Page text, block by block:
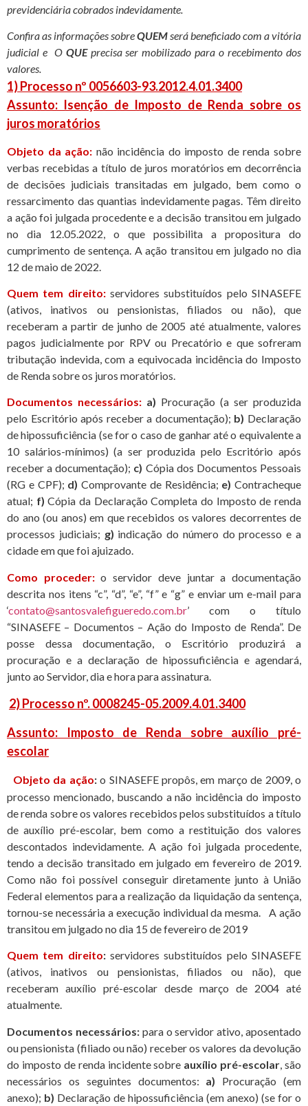
previdenciária cobrados indevidamente.
Confira as informações sobreQUEMserá beneficiado com a vitória
judicial e O QUEprecisa ser mobilizado para o recebimento dos
valores.
1) Processo nº 0056603-93.2012.4.01.3400
Assunto: Isenção de Imposto de Renda sobre os
juros moratórios
Objeto da ação: não incidência do imposto de renda sobre
verbas recebidas a título de juros moratórios em decorrência
de decisões judiciais transitadas em julgado, bem como o
ressarcimento das quantias indevidamente pagas. Têm direito
a ação foi julgada procedente e a decisão transitou em julgado
no dia 12.05.2022, o que possibilita a propositura do
cumprimento de sentença. A ação transitou em julgado no dia
12 de maio de 2022.
Quem tem direito:servidores substituídos pelo SINASEFE
(ativos, inativos ou pensionistas, filiados ou não), que
receberam a partir de junho de 2005 até atualmente, valores
pagos judicialmente por RPV ou Precatório e que sofreram
tributação indevida, com a equivocada incidência do Imposto
de Renda sobre os juros moratórios.
Documentos necessários: a) Procuração (a ser produzida
pelo Escritório após receber a documentação); b) Declaração
de hipossuficiência (se for o caso de ganhar até o equivalente a
10 salários-mínimos) (a ser produzida pelo Escritório após
receber a documentação); c) Cópia dos Documentos Pessoais
(RG e CPF); d) Comprovante de Residência; e) Contracheque
atual; f) Cópia da Declaração Completa do Imposto de renda
do ano (ou anos) em que recebidos os valores decorrentes de
processos judiciais; g) indicação do número do processo e a
cidade em que foi ajuizado.
Como proceder: o servidor deve juntar a documentação
descrita nos itens “c”, “d”, “e”, “f” e “g” e enviar um e-mail para
‘contato@santosvalefigueredo. com.br’ com o título
“SINASEFE – Documentos – Ação do Imposto de Renda”. De
posse dessa documentação, o Escritório produzirá a
procuração e a declaração de hipossuficiência e agendará,
junto ao Servidor, dia e hora para assinatura.
2) Processo nº. 0008245-05.2009.4.01.3400
Assunto: Imposto de Renda sobre auxílio pré-
escolar
Objeto da ação:o SINASEFE propôs, em março de 2009, o
processo mencionado, buscando a não incidência do imposto
de renda sobre os valores recebidos pelos substituídos a título
de auxílio pré-escolar, bem como a restituição dos valores
descontados indevidamente. A ação foi julgada procedente,
tendo a decisão transitado em julgado em fevereiro de 2019.
Como não foi possível conseguir diretamente junto à União
Federal elementos para a realização da liquidação da sentença,
tornou-se necessária a execução individual da mesma. A ação
transitou em julgado no dia 15 de fevereiro de 2019
Quem tem direito:servidores substituídos pelo SINASEFE
(ativos, inativos ou pensionistas, filiados ou não), que
receberam auxílio pré-escolar desde março de 2004 até
atualmente.
Documentos necessários:para o servidor ativo, aposentado
ou pensionista (filiado ou não) receber os valores da devolução
do imposto de renda incidente sobre auxílio pré-escolar , são
necessários os seguintes documentos: a) Procuração (em
anexo); b) Declaração de hipossuficiência (em anexo) (se for o